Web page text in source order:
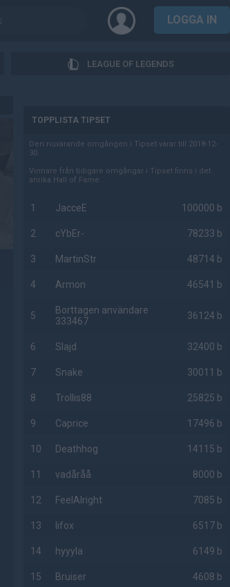
LOGGA IN
LEAGUE OF LEGENDS
TOPPLISTA TIPSET
Den nuvarande omgången i Tipset varar till 2018-12-
30.
Vinnare från tidigare omgångar i Tipset finns i det
anrika Hall of Fame.
1 JacceE 100000 b
2 cYbEr- 78233 b
3 MartinStr 48714 b
4 Armon 46541 b
5
Borttagen användare
333467
36124 b
6 Slajd 32400 b
7 Snake 30011 b
8 Trollis88 25825 b
9 Caprice 17496 b
10 Deathhog 14115 b
11 vadåråå 8000 b
12 FeelAlright 7085 b
13 lifox 6517 b
14 hyyyla 6149 b
15 Bruiser 4608 b